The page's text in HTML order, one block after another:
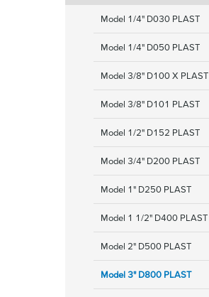
Model 1/4" D030 PLAST
Model 1/4" D050 PLAST
Model 3/8" D100 X PLAST
Model 3/8" D101 PLAST
Model 1/2" D152 PLAST
Model 3/4" D200 PLAST
Model 1" D250 PLAST
Model 1 1/2" D400 PLAST
Model 2" D500 PLAST
Model 3" D800 PLAST